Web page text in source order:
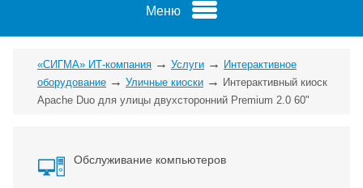
Меню
«СИГМА» ИТ-компания → Услуги → Интерактивное
оборудование → Уличные киоски → Интерактивный киоск
Apache Duo для улицы двухсторонний Premium 2.0 60"
Обслуживание компьютеров